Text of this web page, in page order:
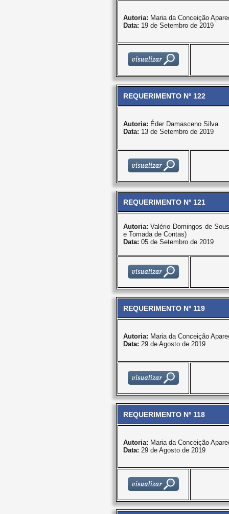
Autoria: Maria da Conceição
Data: 19 de Setembro de 2019
REQUERIMENTO Nº 122
Autoria: Éder Damasceno Silva
Data: 13 de Setembro de 2019
REQUERIMENTO Nº 121
Autoria:Valério Domingos de
e Tomada de Contas)
Data: 05 de Setembro de 2019
REQUERIMENTO Nº 119
Autoria: Maria da Conceição
Data: 29 de Agosto de 2019
REQUERIMENTO Nº 118
Autoria: Maria da Conceição
Data: 29 de Agosto de 2019